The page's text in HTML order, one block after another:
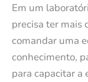
Em um
precisa ter mais
comandar uma
conhecimento,
para capacitar a